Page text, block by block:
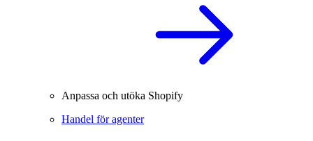
Anpassa och utöka Shopify
Handel för agenter